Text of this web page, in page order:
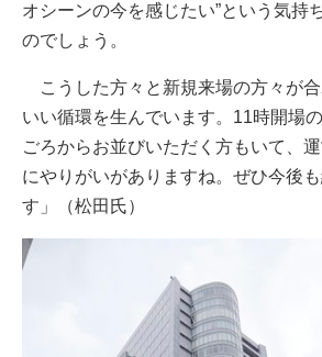
オシーンの今を感じたい”という気持
のでしょう。
こうした方々と新規来場の方々が
いい循環を生んでいます。11時開場
ごろからお並びいただく方もいて、
にやりがいがありますね。ぜひ今後
す」（松田氏）